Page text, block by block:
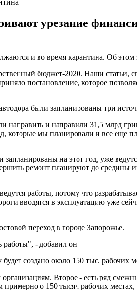
урезание
и во время карантина. Об
бюджет-2020. Наши статьи,
постановление, которое
были запланированы три
направить и направили 31,5 млрд
которые мы планировали и все еще
на этот год, уже
ремонт планируют до средины
работы, потому что
вводятся в эксплуатацию уже
переход в городе Запорожье.
- добавил он.
создано около 150 тыс. рабочих
Второе - есть ряд
о 150 тысяч рабочих